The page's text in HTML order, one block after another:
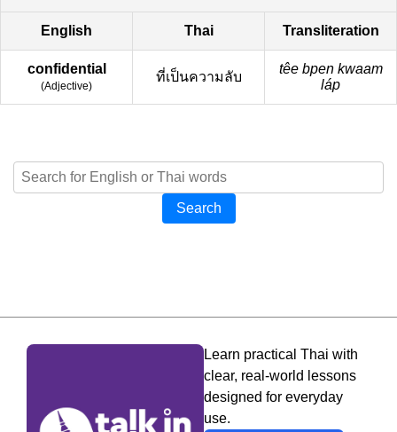
English Thai Transliteration
confidential
(Adjective)
ที่เป็นความลับ
têe bpen kwaam
láp
Search
Learn practical Thai with
clear, real-world lessons
designed for everyday
use.